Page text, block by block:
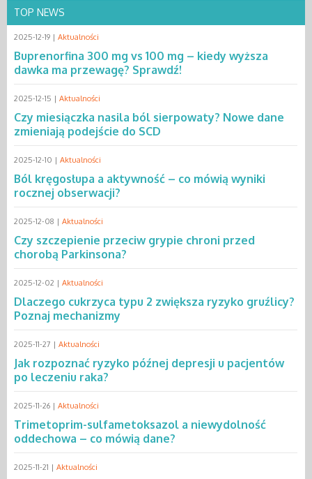
TOP NEWS
2025-12-19 | Aktualności
Buprenorfina 300 mg vs 100 mg – kiedy wyższa
dawka ma przewagę? Sprawdź!
2025-12-15 | Aktualności
Czy miesiączka nasila ból sierpowaty? Nowe dane
zmieniają podejście do SCD
2025-12-10 | Aktualności
Ból kręgosłupa a aktywność – co mówią wyniki
rocznej obserwacji?
2025-12-08 | Aktualności
Czy szczepienie przeciw grypie chroni przed
chorobą Parkinsona?
2025-12-02 | Aktualności
Dlaczego cukrzyca typu 2 zwiększa ryzyko gruźlicy?
Poznaj mechanizmy
2025-11-27 | Aktualności
Jak rozpoznać ryzyko późnej depresji u pacjentów
po leczeniu raka?
2025-11-26 | Aktualności
Trimetoprim-sulfametoksazol a niewydolność
oddechowa – co mówią dane?
2025-11-21 | Aktualności